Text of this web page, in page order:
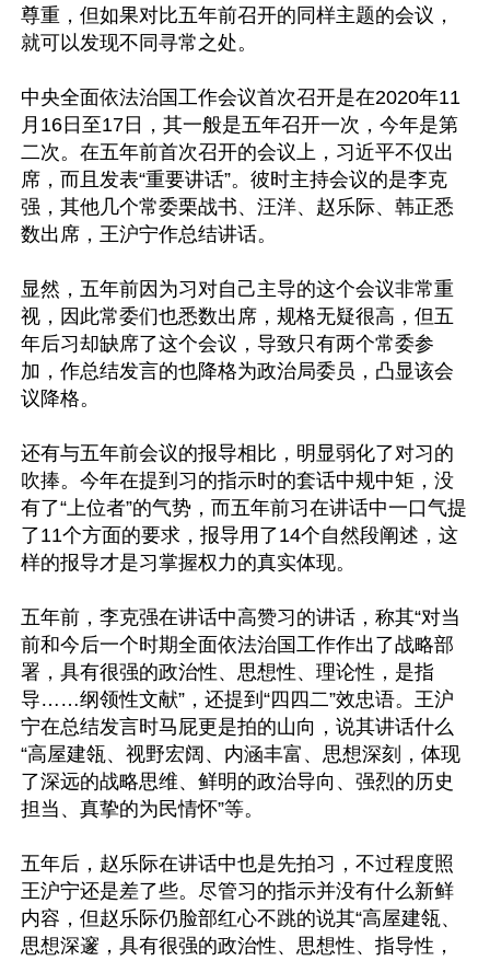
尊重，但如果对比五年前召开的同样主题的会议，
就可以发现不同寻常之处。
中央全面依法治国工作会议首次召开是在2020年11
月16日至17日，其一般是五年召开一次，今年是第
二次。在五年前首次召开的会议上，习近平不仅出
席，而且发表“重要讲话”。彼时主持会议的是李克
强，其他几个常委栗战书、汪洋、赵乐际、韩正悉
数出席，王沪宁作总结讲话。
显然，五年前因为习对自己主导的这个会议非常重
视，因此常委们也悉数出席，规格无疑很高，但五
年后习却缺席了这个会议，导致只有两个常委参
加，作总结发言的也降格为政治局委员，凸显该会
议降格。
还有与五年前会议的报导相比，明显弱化了对习的
吹捧。今年在提到习的指示时的套话中规中矩，没
有了“上位者”的气势，而五年前习在讲话中一口气提
了11个方面的要求，报导用了14个自然段阐述，这
样的报导才是习掌握权力的真实体现。
五年前，李克强在讲话中高赞习的讲话，称其“对当
前和今后一个时期全面依法治国工作作出了战略部
署，具有很强的政治性、思想性、理论性，是指
导……纲领性文献”，还提到“四四二”效忠语。王沪
宁在总结发言时马屁更是拍的山向，说其讲话什么
“高屋建瓴、视野宏阔、内涵丰富、思想深刻，体现
了深远的战略思维、鲜明的政治导向、强烈的历史
担当、真挚的为民情怀”等。
五年后，赵乐际在讲话中也是先拍习，不过程度照
王沪宁还是差了些。尽管习的指示并没有什么新鲜
内容，但赵乐际仍脸部红心不跳的说其“高屋建瓴、
思想深邃，具有很强的政治性、思想性、指导性，